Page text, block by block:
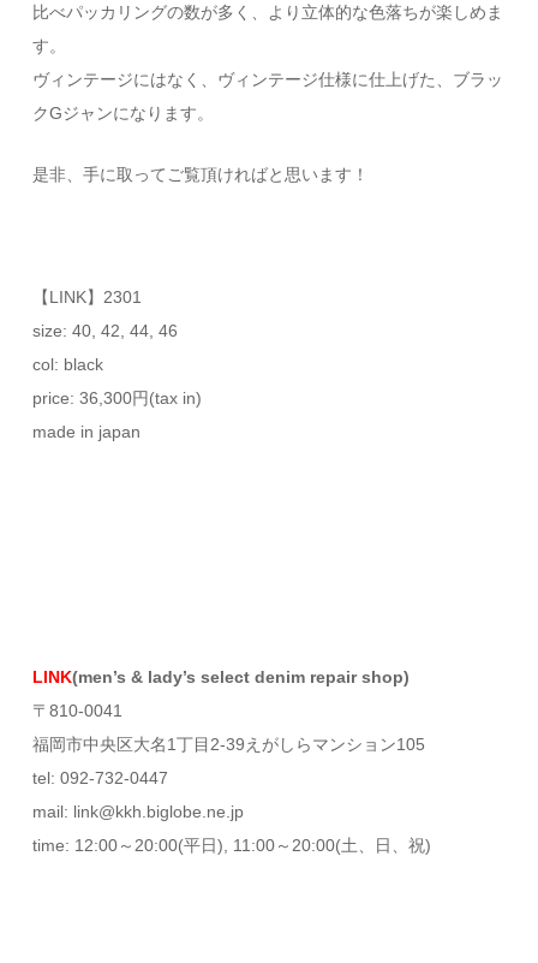
比べパッカリングの数が多く、より立体的な色落ちが楽しめま
す。
ヴィンテージにはなく、ヴィンテージ仕様に仕上げた、ブラッ
クGジャンになります。
是非、手に取ってご覧頂ければと思います！
【LINK】2301
size: 40, 42, 44, 46
col: black
price: 36,300円(tax in)
made in japan
LINK(men’s & lady’s select denim repair shop)
〒810-0041
福岡市中央区大名1丁目2-39えがしらマンション105
tel: 092-732-0447
mail: link@kkh.biglobe.ne.jp
time: 12:00～20:00(平日), 11:00～20:00(土、日、祝)